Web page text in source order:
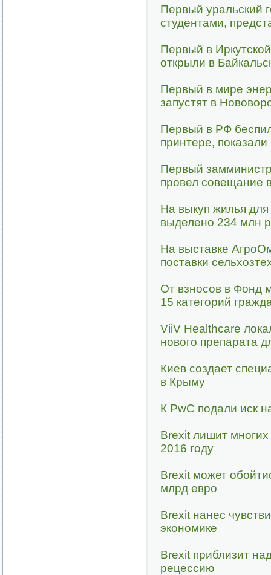
Первый уральский
студентами,
Первый в
открыли в
Первый в мире
запустят в
Первый в РФ
принтере,
Первый
провел совещание
На выкуп жилья
выделено 234 млн
На выставке
поставки
От взносов в Фонд
15 категорий
ViiV Healthcare
нового препарата
Киев создает
в Крыму
К PwC подали иск
Brexit лишит
2016 году
Brexit может
млрд евро
Brexit нанес
экономике
Brexit приблизит
рецессию